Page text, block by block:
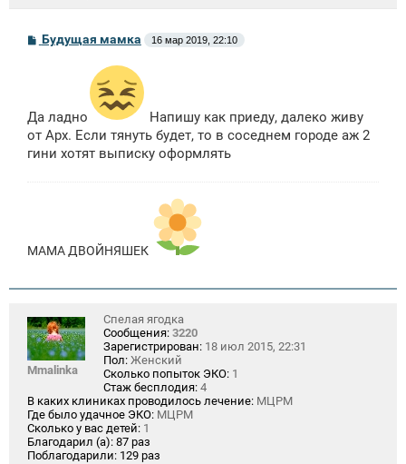
С
о
н
и
е
Будущая мамка 16 мар 2019, 22:10
Да ладно
Напишу как приеду, далеко живу
от Арх. Если тянуть будет, то в соседнем городе аж 2
гини хотят выписку оформлять
МАМА ДВОЙНЯШЕК
Mmalinka
Спелая ягодка
Сообщения: 3220
Зарегистрирован: 18 июл 2015, 22:31
Пол: Женский
Сколько попыток ЭКО: 1
Стаж бесплодия: 4
В каких клиниках проводилось лечение: МЦРМ
Где было удачное ЭКО: МЦРМ
Сколько у вас детей: 1
Благодарил (а): 87 раз
Поблагодарили: 129 раз